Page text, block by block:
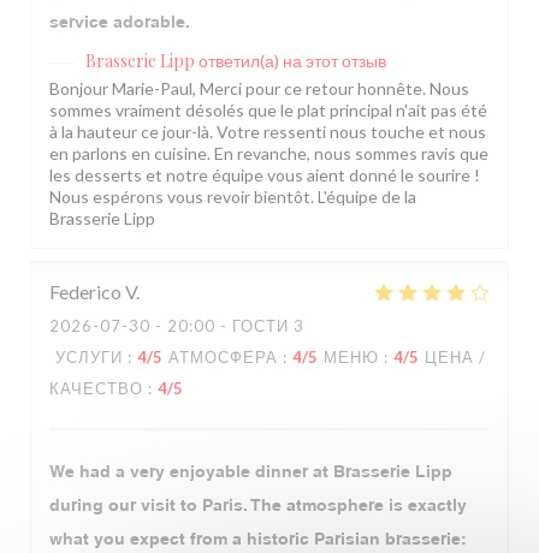
service adorable.
Brasserie Lipp ответил(а) на этот отзыв
Bonjour Marie-Paul, Merci pour ce retour honnête. Nous
sommes vraiment désolés que le plat principal n'ait pas été
à la hauteur ce jour-là. Votre ressenti nous touche et nous
en parlons en cuisine. En revanche, nous sommes ravis que
les desserts et notre équipe vous aient donné le sourire !
Nous espérons vous revoir bientôt. L'équipe de la
Brasserie Lipp
Federico V
2026-07-30 - 20:00 - ГОСТИ 3
УСЛУГИ : 4/5 АТМОСФЕРА : 4/5 МЕНЮ : 4/5 ЦЕНА /
КАЧЕСТВО : 4/5
We had a very enjoyable dinner at Brasserie Lipp
during our visit to Paris. The atmosphere is exactly
what you expect from a historic Parisian brasserie: